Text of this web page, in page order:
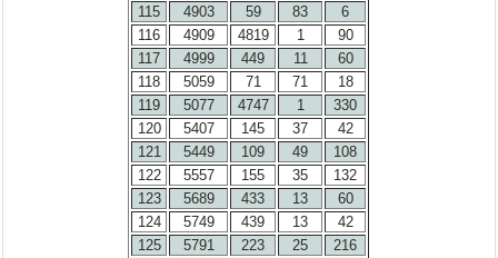
115
4903 59 83
6
116
4909 4819 1
90
117
4999 449 11
60
118
5059 71 71
18
119
5077 4747 1
330
120
5407 145 37
42
121
5449 109 49
108
122
5557 155 35
132
123
5689 433 13
60
124
5749 439 13
42
125
5791 223 25
216